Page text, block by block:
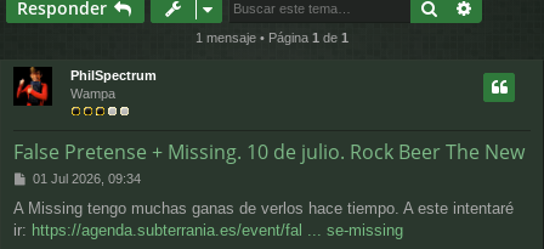
pi
os
Responder Buscar
1 mensaje • Página 1 de 1
PhilSpectrum
Wampa
False Pretense + Missing. 10 de julio. Rock Beer The New
M
n
s
01 Jul 2026, 09:34
A Missing tengo muchas ganas de verlos hace tiempo. A este intentaré
ir: https://agenda.subterrania.es/event/fal ... se-missing